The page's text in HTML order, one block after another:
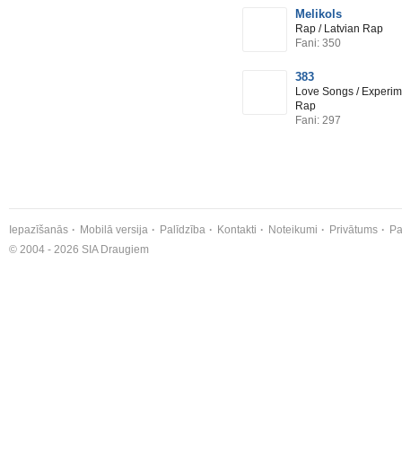
Melikols
Rap / Latvian Rap
Fani: 350
383
Love Songs /
Rap
Fani: 297
Iepazīšanās Mobilā versija Palīdzība Kontakti Noteikumi Privātums
© 2004 - 2026 SIA Draugiem